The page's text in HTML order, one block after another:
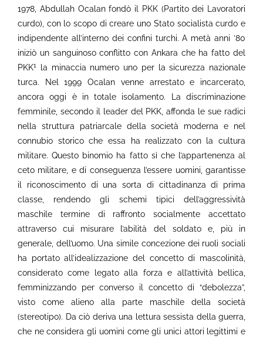
1978, Abdullah Ocalan fondò il PKK (Partito dei Lavoratori
curdo), con lo scopo di creare uno Stato socialista curdo e
indipendente all’interno dei confini turchi. A metà anni ’80
iniziò un sanguinoso conflitto con Ankara che ha fatto del
PKK1
la minaccia numero uno per la sicurezza nazionale
turca. Nel 1999 Ocalan venne arrestato e incarcerato,
ancora oggi è in totale isolamento. La discriminazione
femminile, secondo il leader del PKK, affonda le sue radici
nella struttura patriarcale della società moderna e nel
connubio storico che essa ha realizzato con la cultura
militare. Questo binomio ha fatto sì che l’appartenenza al
ceto militare, e di conseguenza l’essere uomini, garantisse
il riconoscimento di una sorta di cittadinanza di prima
classe, rendendo gli schemi tipici dell’aggressività
maschile termine di raffronto socialmente accettato
attraverso cui misurare l’abilità del soldato e, più in
generale, dell’uomo. Una simile concezione dei ruoli sociali
ha portato all’idealizzazione del concetto di mascolinità,
considerato come legato alla forza e all’attività bellica,
femminizzando per converso il concetto di “debolezza”,
visto come alieno alla parte maschile della società
(stereotipo). Da ciò deriva una lettura sessista della guerra,
che ne considera gli uomini come gli unici attori legittimi e